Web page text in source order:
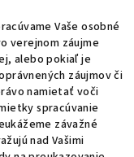
Vaše osobné
verejnom záujme
alebo pokiaľ je
záujmov či
namietať voči
spracúvanie
závažné
nad Vašimi